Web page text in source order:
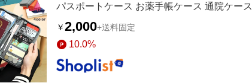
パスポートケース お薬手帳ケース 通院ケース
￥2,000+送料固定
10.0%